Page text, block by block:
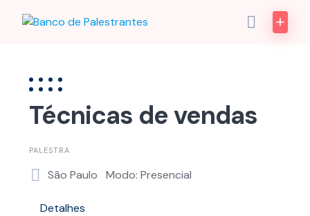
Técnicas de vendas
PALESTRA
São Paulo Modo: Presencial
Detalhes